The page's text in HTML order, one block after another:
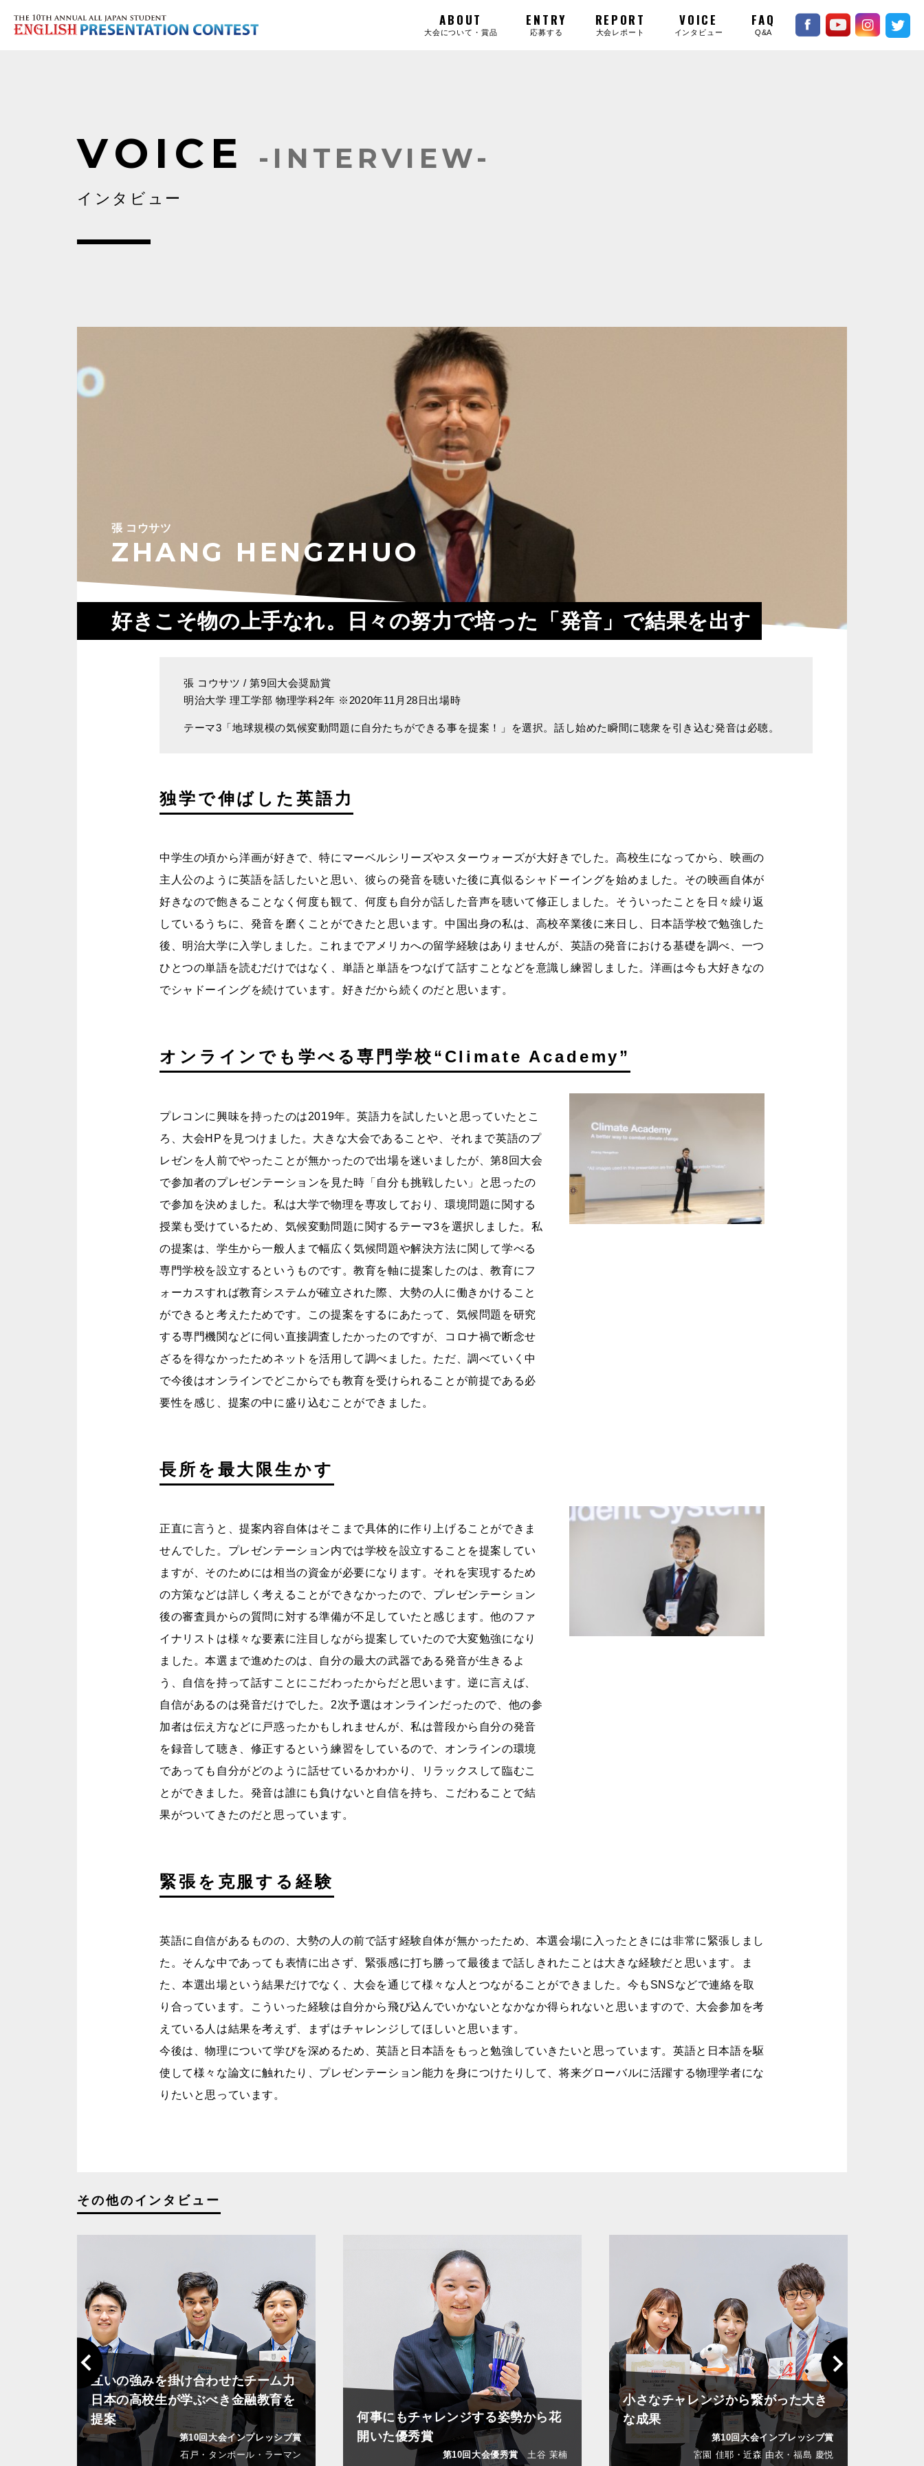
ABOUT
大会について・賞品
ENTRY
応募する
REPORT
大会レポート
VOICE
インタビュー
FAQ
Q&A
VOICE -INTERVIEW-
インタビュー
張 コウサツ
ZHANG HENGZHUO
好きこそ物の上手なれ。日々の努力で培った「発音」で結果を出す
張 コウサツ / 第9回大会奨励賞
明治大学 理工学部 物理学科2年 ※2020年11月28日出場時
テーマ3「地球規模の気候変動問題に自分たちができる事を提案！」を選択。話し始めた瞬間に聴衆を引き込む発音は必聴。
独学で伸ばした英語力
中学生の頃から洋画が好きで、特にマーベルシリーズやスターウォーズが大好きでした。高校生になってから、映画の
主人公のように英語を話したいと思い、彼らの発音を聴いた後に真似るシャドーイングを始めました。その映画自体が
好きなので飽きることなく何度も観て、何度も自分が話した音声を聴いて修正しました。そういったことを日々繰り返
しているうちに、発音を磨くことができたと思います。中国出身の私は、高校卒業後に来日し、日本語学校で勉強した
後、明治大学に入学しました。これまでアメリカへの留学経験はありませんが、英語の発音における基礎を調べ、一つ
ひとつの単語を読むだけではなく、単語と単語をつなげて話すことなどを意識し練習しました。洋画は今も大好きなの
でシャドーイングを続けています。好きだから続くのだと思います。
オンラインでも学べる専門学校“Climate Academy”
プレコンに興味を持ったのは2019年。英語力を試したいと思っていたとこ
ろ、大会HPを見つけました。大きな大会であることや、それまで英語のプ
レゼンを人前でやったことが無かったので出場を迷いましたが、第8回大会
で参加者のプレゼンテーションを見た時「自分も挑戦したい」と思ったの
で参加を決めました。私は大学で物理を専攻しており、環境問題に関する
授業も受けているため、気候変動問題に関するテーマ3を選択しました。私
の提案は、学生から一般人まで幅広く気候問題や解決方法に関して学べる
専門学校を設立するというものです。教育を軸に提案したのは、教育にフ
ォーカスすれば教育システムが確立された際、大勢の人に働きかけること
ができると考えたためです。この提案をするにあたって、気候問題を研究
する専門機関などに伺い直接調査したかったのですが、コロナ禍で断念せ
ざるを得なかったためネットを活用して調べました。ただ、調べていく中
で今後はオンラインでどこからでも教育を受けられることが前提である必
要性を感じ、提案の中に盛り込むことができました。
長所を最大限生かす
正直に言うと、提案内容自体はそこまで具体的に作り上げることができま
せんでした。プレゼンテーション内では学校を設立することを提案してい
ますが、そのためには相当の資金が必要になります。それを実現するため
の方策などは詳しく考えることができなかったので、プレゼンテーション
後の審査員からの質問に対する準備が不足していたと感じます。他のファ
イナリストは様々な要素に注目しながら提案していたので大変勉強になり
ました。本選まで進めたのは、自分の最大の武器である発音が生きるよ
う、自信を持って話すことにこだわったからだと思います。逆に言えば、
自信があるのは発音だけでした。2次予選はオンラインだったので、他の参
加者は伝え方などに戸惑ったかもしれませんが、私は普段から自分の発音
を録音して聴き、修正するという練習をしているので、オンラインの環境
であっても自分がどのように話せているかわかり、リラックスして臨むこ
とができました。発音は誰にも負けないと自信を持ち、こだわることで結
果がついてきたのだと思っています。
緊張を克服する経験
英語に自信があるものの、大勢の人の前で話す経験自体が無かったため、本選会場に入ったときには非常に緊張しまし
た。そんな中であっても表情に出さず、緊張感に打ち勝って最後まで話しきれたことは大きな経験だと思います。ま
た、本選出場という結果だけでなく、大会を通じて様々な人とつながることができました。今もSNSなどで連絡を取
り合っています。こういった経験は自分から飛び込んでいかないとなかなか得られないと思いますので、大会参加を考
えている人は結果を考えず、まずはチャレンジしてほしいと思います。
今後は、物理について学びを深めるため、英語と日本語をもっと勉強していきたいと思っています。英語と日本語を駆
使して様々な論文に触れたり、プレゼンテーション能力を身につけたりして、将来グローバルに活躍する物理学者にな
りたいと思っています。
その他のインタビュー
Previous
互いの強みを掛け合わせたチーム力
日本の高校生が学ぶべき金融教育を
提案
第10回大会インプレッシブ賞
石戸・タンポール・ラーマン
何事にもチャレンジする姿勢から花
開いた優秀賞
第10回大会優秀賞 土谷 茉楠
小さなチャレンジから繋がった大き
な成果
第10回大会インプレッシブ賞
宮園 佳耶・近森 由衣・福島 慶悦
Next